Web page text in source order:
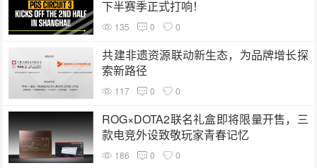
下半赛季正式打响！
135 0 0
共建非遗资源联动新生态，为品牌增长探
索新路径
117 0 0
ROG×DOTA2联名礼盒即将限量开售，三
款电竞外设致敬玩家青春记忆
186 0 0